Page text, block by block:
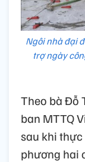
Ngôi nhà đại
trợ ngày
Theo bà Đỗ
ban MTTQ
sau khi
phương hai